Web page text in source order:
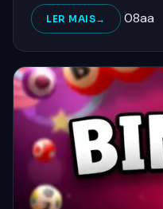
LER MAIS 08aa